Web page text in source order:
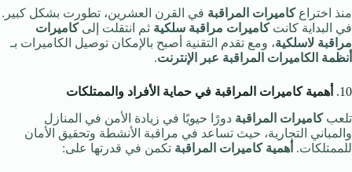
منذ اختراعكاميرات المراقبة في القرن العشرين، تطورت بشكل كبير.
في البداية كانتكاميرات مراقبة سلكية ثم انتقلت إلىكاميرات
مراقبة لاسلكية، ومع تقدم التقنية أصبح بالإمكان توصيل الكاميرات بـ
أنظمة الكاميرات المراقبة عبر الإنترنت.
10.
أهمية كاميرات المراقبة في حماية الأفراد والممتلكات
تلعبكاميرات المراقبة دورًا حيويًا في زيادة الأمن في المنازل
والمباني التجارية، حيث تساعد في مراقبة الأنشطة وتحقيق الأمان
للممتلكات. أهمية كاميرات المراقبة تكمن في قدرتها على: